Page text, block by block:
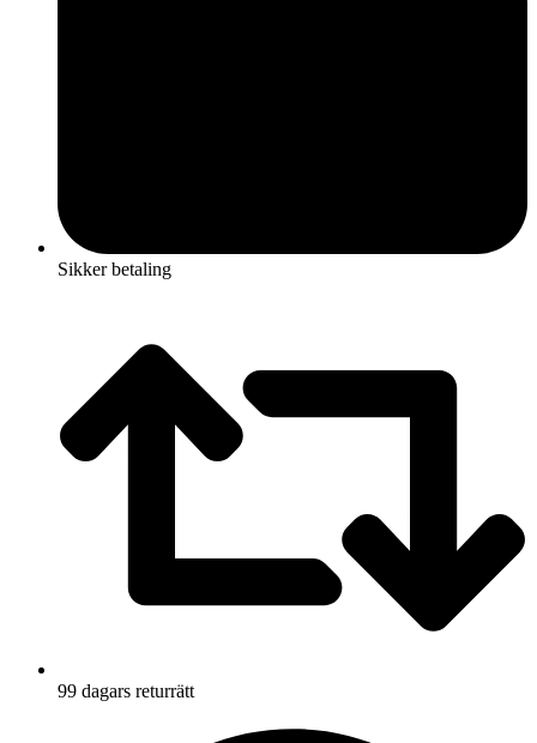
Sikker betaling
99 dagars returrätt